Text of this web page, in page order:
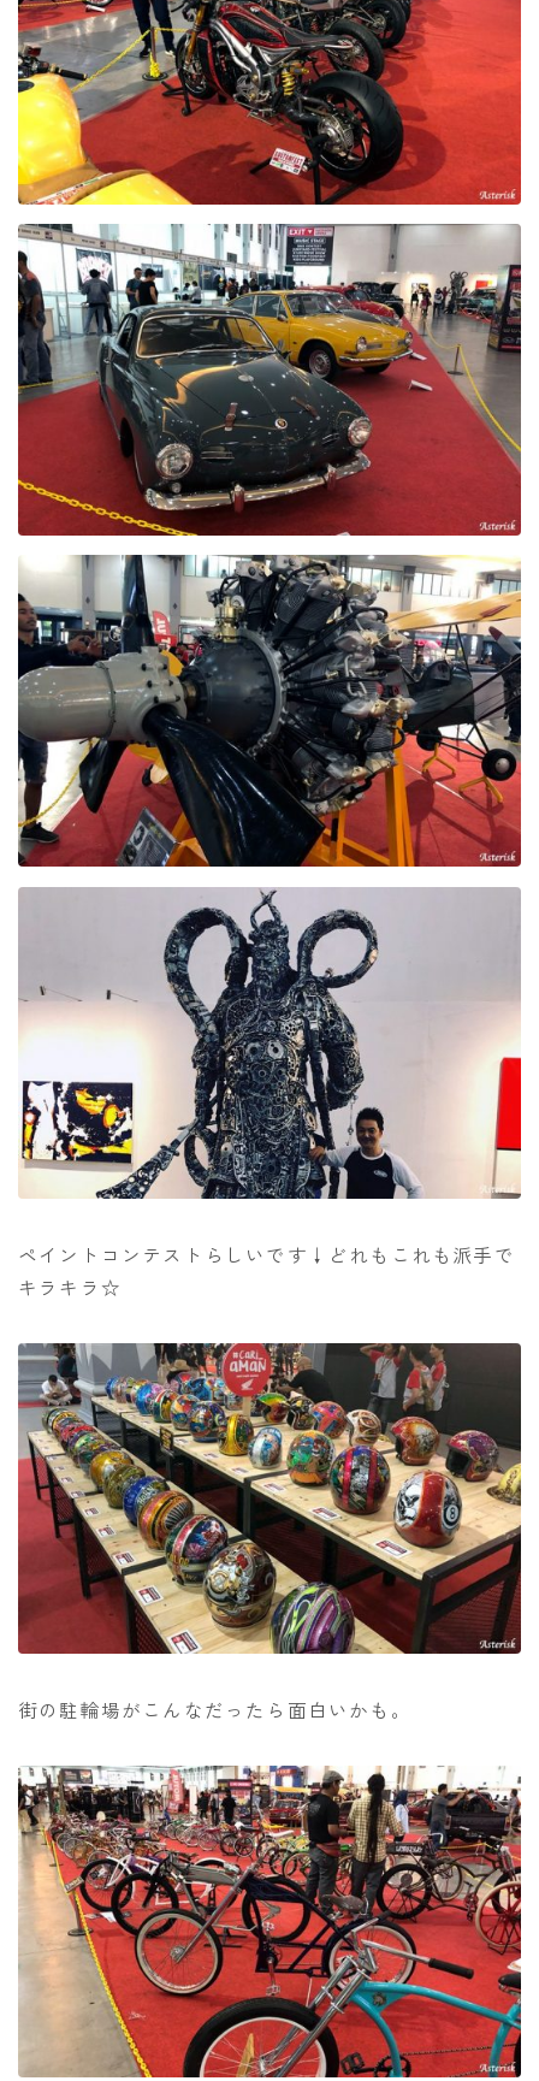
ペイントコンテストらしいです↓どれもこれも派手で
キラキラ☆
街の駐輪場がこんなだったら面白いかも。